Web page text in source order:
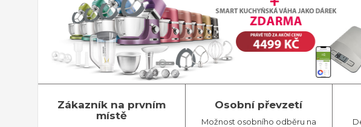
Zákazník na prvním
místě
Osobní převzetí
Možnost osobního odběru na